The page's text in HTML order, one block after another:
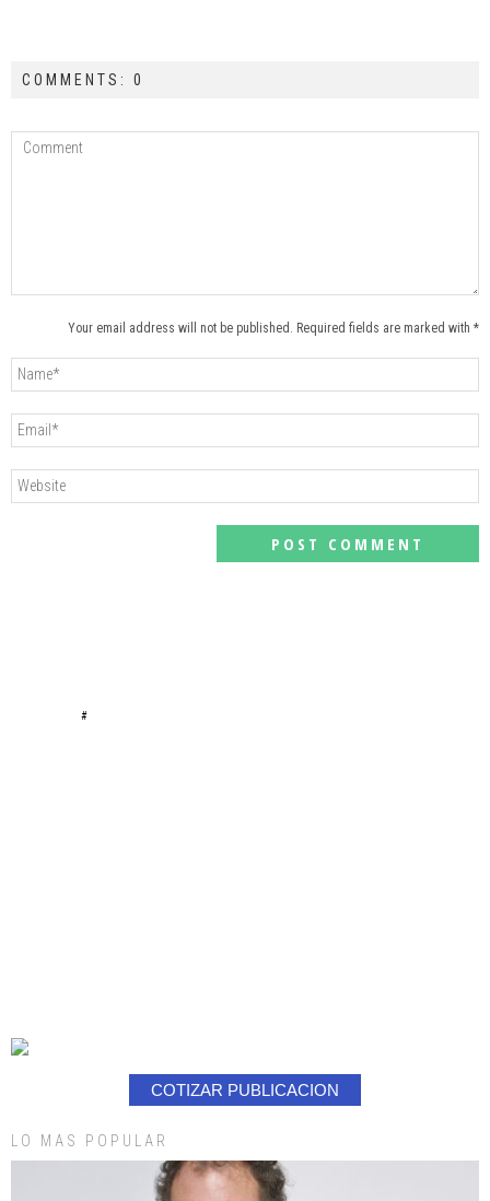
COMMENTS: 0
Your email address will not be published. Required fields are marked with *
#
COTIZAR PUBLICACION
LO MAS POPULAR